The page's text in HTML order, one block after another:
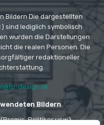
Bildern Die dargestellten
sind lediglich symbolisch
wurden die Darstellungen
die realen Personen. Die
redaktioneller
design.dk
Bildern
Politiker usw.)